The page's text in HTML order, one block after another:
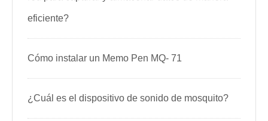
eficiente?
Cómo instalar un Memo Pen MQ- 71
¿Cuál es el dispositivo de sonido de mosquito?